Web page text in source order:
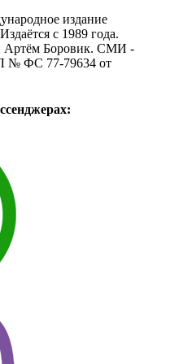
издание
с 1989 года.
Артём Боровик. CМИ -
№ ФС 77-79634 от